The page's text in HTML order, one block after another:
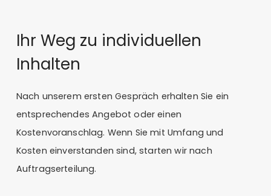
Ihr Weg zu individuellen
Inhalten
Nach unserem ersten Gespräch erhalten Sie ein
entsprechendes Angebot oder einen
Kostenvoranschlag. Wenn Sie mit Umfang und
Kosten einverstanden sind, starten wir nach
Auftragserteilung.